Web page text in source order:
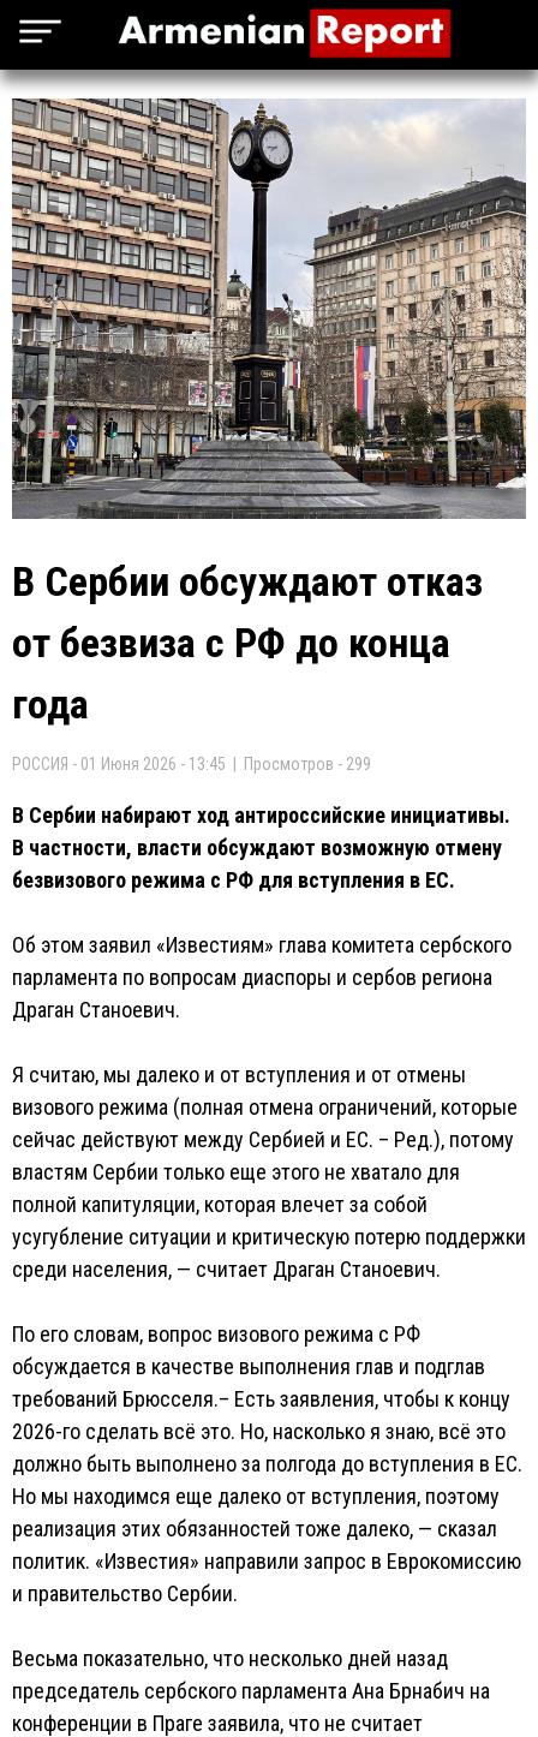
В Сербии обсуждают отказ
от безвиза с РФ до конца
года
РОССИЯ - 01 Июня 2026 - 13:45 | Просмотров - 299
В Сербии набирают ход антироссийские инициативы.
В частности, власти обсуждают возможную отмену
безвизового режима с РФ для вступления в ЕС.
Об этом заявил «Известиям» глава комитета сербского
парламента по вопросам диаспоры и сербов региона
Драган Станоевич.
Я считаю, мы далеко и от вступления и от отмены
визового режима (полная отмена ограничений, которые
сейчас действуют между Сербией и ЕС. – Ред.), потому
властям Сербии только еще этого не хватало для
полной капитуляции, которая влечет за собой
усугубление ситуации и критическую потерю поддержки
среди населения, — считает Драган Станоевич.
По его словам, вопрос визового режима с РФ
обсуждается в качестве выполнения глав и подглав
требований Брюсселя.– Есть заявления, чтобы к концу
2026-го сделать всё это. Но, насколько я знаю, всё это
должно быть выполнено за полгода до вступления в ЕС.
Но мы находимся еще далеко от вступления, поэтому
реализация этих обязанностей тоже далеко, — сказал
политик. «Известия» направили запрос в Еврокомиссию
и правительство Сербии.
Весьма показательно, что несколько дней назад
председатель сербского парламента Ана Брнабич на
конференции в Праге заявила, что не считает